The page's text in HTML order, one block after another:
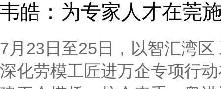
韦皓：为专家人才在莞
7月23日至25日，以智汇湾
深化劳模工匠进万企专项行